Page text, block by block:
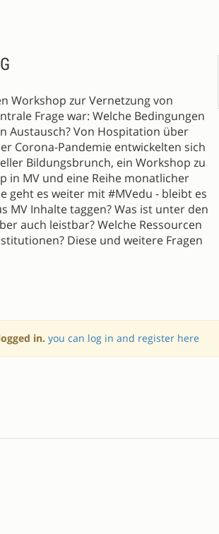
Workshop zur Vernetzung von
Frage war: Welche Bedingungen
Austausch? Von Hospitation über
Corona-Pandemie entwickelten sich
Bildungsbrunch, ein Workshop zu
in MV und eine Reihe monatlicher
geht es weiter mit #MVedu - bleibt es
MV Inhalte taggen? Was ist unter den
auch leistbar? Welche Ressourcen
Diese und weitere Fragen
in. you can log in and register here